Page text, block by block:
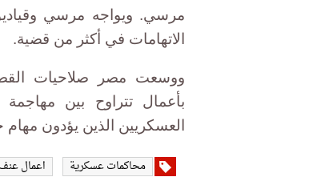
مرسي. ويواجه مرسي
الاتهامات في أكثر من قضية.
بأعمال تتراوح بين
العسكريين الذين يؤدون
محاكمات عسكرية اعمال عنف